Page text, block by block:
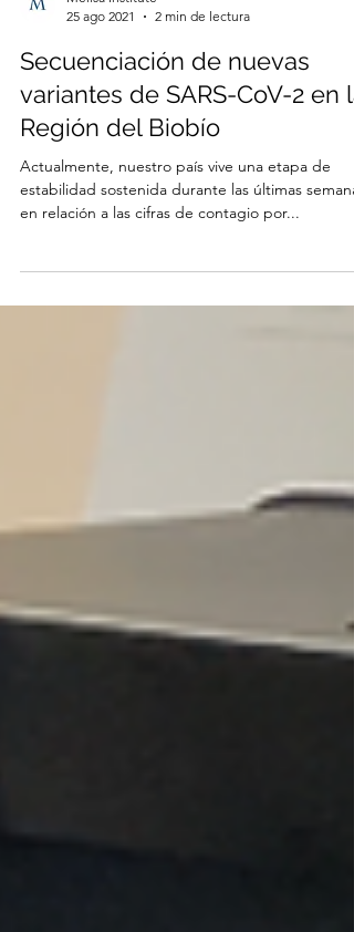
Melisa Institute
25 ago 2021
2 min de lectura
Secuenciación de nuevas
variantes de SARS-CoV-2 en la
Región del Biobío
estabilidad sostenida durante las últimas
en relación a las cifras de contagio por...